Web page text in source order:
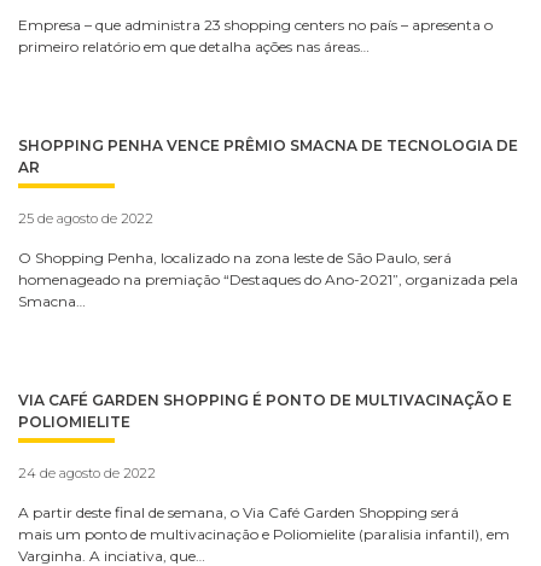
Empresa – que administra 23 shopping centers no país – apresenta o
primeiro relatório em que detalha ações nas áreas…
SHOPPING PENHA VENCE PRÊMIO SMACNA DE TECNOLOGIA DE
AR
25 de agosto de 2022
O Shopping Penha, localizado na zona leste de São Paulo, será
homenageado na premiação “Destaques do Ano-2021”, organizada pela
Smacna…
VIA CAFÉ GARDEN SHOPPING É PONTO DE MULTIVACINAÇÃO E
POLIOMIELITE
24 de agosto de 2022
A partir deste final de semana, o Via Café Garden Shopping será
mais um ponto de multivacinação e Poliomielite (paralisia infantil), em
Varginha. A inciativa, que…